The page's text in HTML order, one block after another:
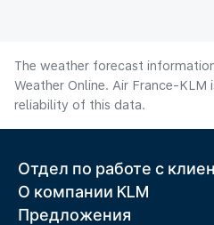
The weather forecast
Weather Online. Air France-
reliability of this data.
Отдел по работе с
О компании KLM
Предложения